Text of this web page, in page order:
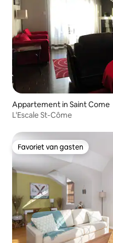
Appartement in Saint Come
L'Escale St-Côme
Favoriet van gasten
Favoriet van gasten